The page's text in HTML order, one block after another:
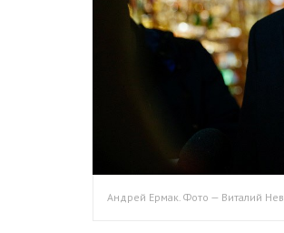
Андрей Ермак. Фото — Виталий